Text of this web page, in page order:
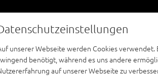
unserer Webseite werden Cookies verwendet.
benötigt, während es uns andere
auf unserer Webseite zu